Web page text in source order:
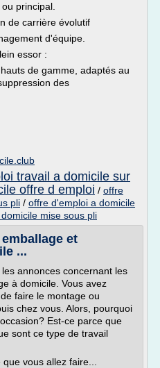
principal.
de carrière évolutif
d'équipe.
essor :
de gamme, adaptés au
des
travail a domicile sur
offre d emploi / offre
pli / offre d'emploi a domicile
mise sous pli
et
...
annonces concernant les
à domicile. Vous avez
faire le montage ou
chez vous. Alors, pourquoi
Est-ce parce que
sont ce type de travail
vous allez faire...